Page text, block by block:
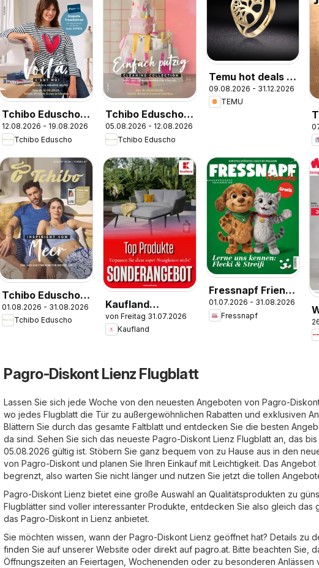
Tchibo Eduscho
Tchibo Magazin
12.08.2026 - 19.08.2026
Tchibo Eduscho
Tchibo Eduscho
Tchibo Magazin
05.08.2026 - 12.08.2026
Tchibo Eduscho
Temu hot deals –
Austria
09.08.2026 - 31.12.2026
TEMU
Tchibo Eduscho -
Katalog August
2026
01.08.2026 - 31.08.2026
Tchibo Eduscho
Kaufland
Flugblatt
von Freitag 31.07.2026
Kaufland
Fressnapf Friends
07,08/26
01.07.2026 - 31.08.2026
Fressnapf
Pagro-Diskont Lienz Flugblatt
Lassen Sie sich jede Woche von den neuesten Angeboten von Pagro-
wo jedes Flugblatt die Tür zu außergewöhnlichen Rabatten und exklusiven
Blättern Sie durch das gesamte Faltblatt und entdecken Sie die besten
da sind. Sehen Sie sich das neueste Pagro-Diskont Lienz Flugblatt an, das
05.08.2026 gültig ist. Stöbern Sie ganz bequem von zu Hause aus in den
von Pagro-Diskont und planen Sie Ihren Einkauf mit Leichtigkeit. Das Angebot
begrenzt, also warten Sie nicht länger und nutzen Sie jetzt die tollen
Pagro-Diskont Lienz bietet eine große Auswahl an Qualitätsprodukten zu
Flugblätter sind voller interessanter Produkte, entdecken Sie also gleich das
das Pagro-Diskont in Lienz anbietet.
Sie möchten wissen, wann der Pagro-Diskont Lienz geöffnet hat? Details zu
finden Sie auf unserer Website oder direkt auf pagro.at. Bitte beachten Sie,
Öffnungszeiten an Feiertagen, Wochenenden oder zu besonderen Anlässen